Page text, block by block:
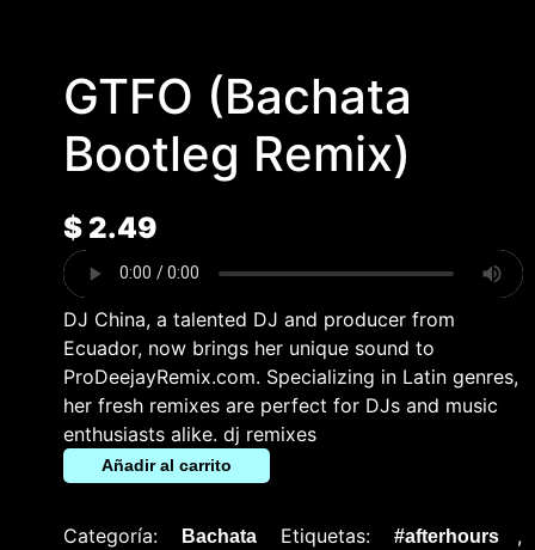
GTFO (Bachata
Bootleg Remix)
$2.49
DJ China, a talented DJ and producer from
Ecuador, now brings her unique sound to
ProDeejayRemix.com. Specializing in Latin genres,
her fresh remixes are perfect for DJs and music
enthusiasts alike. dj remixes
Añadir al carrito
Categoría: Bachata Etiquetas: #afterhours ,